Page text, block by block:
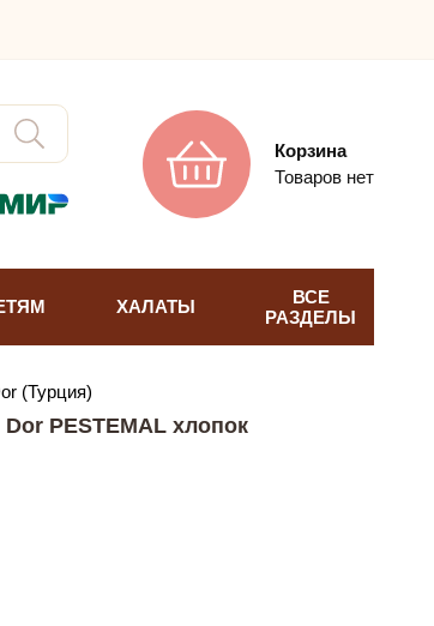
Корзина
Товаров нет
ХАЛАТЫ
ВСЕ
РАЗДЕЛЫ
(Турция)
PESTEMAL хлопок